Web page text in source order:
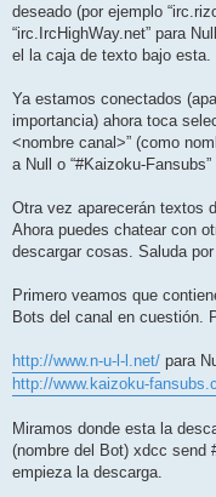
deseado (por ejemplo
“irc.IrcHighWay.net” para
el la caja de texto bajo esta.
Ya estamos conectados
importancia) ahora toca
<nombre canal>” (como
a Null o “#Kaizoku-
Otra vez aparecerán textos
Ahora puedes chatear con
descargar cosas. Saluda
Primero veamos que
Bots del canal en cuestión.
http://www.n-u-l-l.net/ para
http://www.kaizoku-
Miramos donde esta la
(nombre del Bot) xdcc send
empieza la descarga.